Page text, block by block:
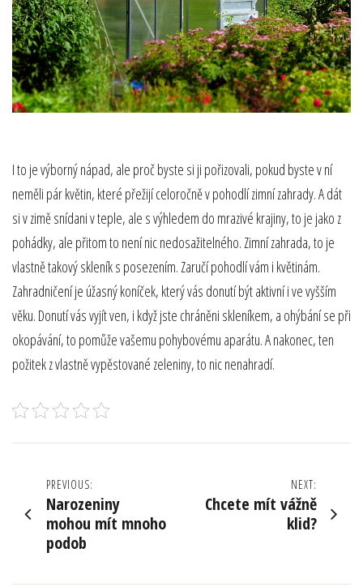
I to je výborný nápad, ale proč byste si ji pořizovali, pokud byste v ní
neměli pár květin, které přežijí celoročně v pohodlí zimní zahrady. A dát
si v zimě snídani v teple, ale s výhledem do mrazivé krajiny, to je jako z
pohádky, ale přitom to není nic nedosažitelného. Zimní zahrada, to je
vlastně takový skleník s posezením. Zaručí pohodlí vám i květinám.
Zahradničení je úžasný koníček, který vás donutí být aktivní i ve vyšším
věku. Donutí vás vyjít ven, i když jste chráněni skleníkem, a ohýbání se při
okopávání, to pomůže vašemu pohybovému aparátu. A nakonec, ten
požitek z vlastně vypěstované zeleniny, to nic nenahradí.
Navigace
pro
příspěvek
PREVIOUS:
Narozeniny
mohou mít mnoho
podob
NEXT:
Chcete mít vážně
klid?